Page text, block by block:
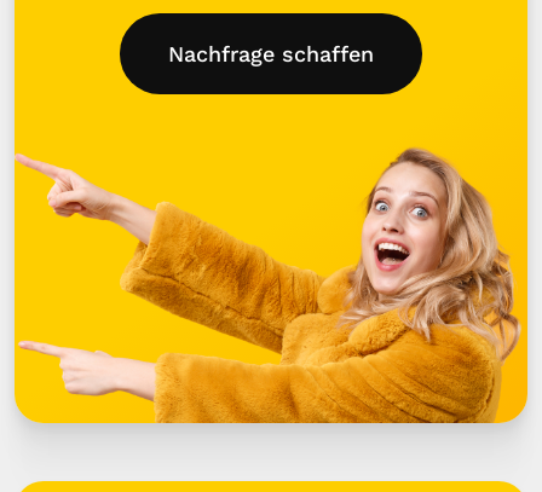
Nachfrage schaffen